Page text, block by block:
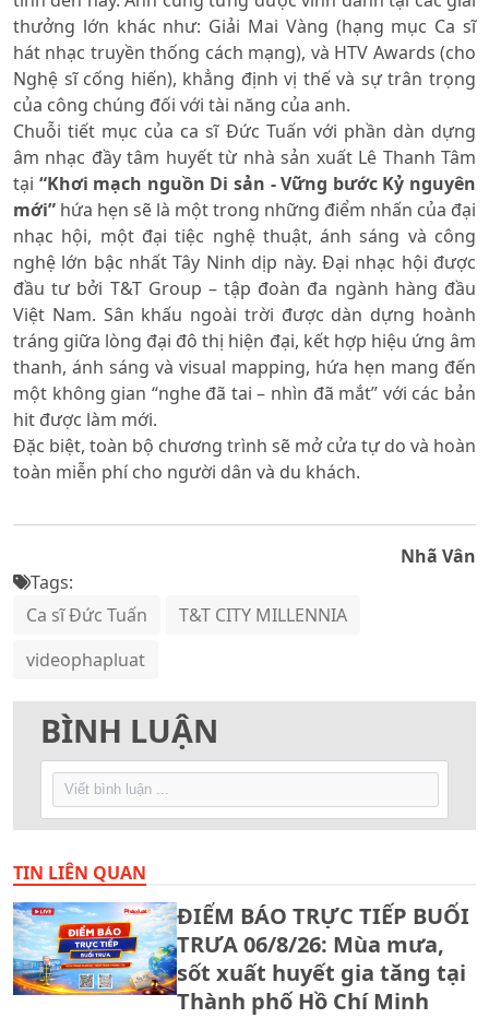
thưởng lớn khác như: Giải Mai Vàng (hạng mục Ca sĩ
hát nhạc truyền thống cách mạng), và HTV Awards (cho
Nghệ sĩ cống hiến), khẳng định vị thế và sự trân trọng
của công chúng đối với tài năng của anh.
Chuỗi tiết mục của ca sĩ Đức Tuấn với phần dàn dựng
âm nhạc đầy tâm huyết từ nhà sản xuất Lê Thanh Tâm
tại “Khơi mạch nguồn Di sản - Vững bước Kỷ nguyên
mới” hứa hẹn sẽ là một trong những điểm nhấn của đại
nhạc hội, một đại tiệc nghệ thuật, ánh sáng và công
nghệ lớn bậc nhất Tây Ninh dịp này. Đại nhạc hội được
đầu tư bởi T&T Group – tập đoàn đa ngành hàng đầu
Việt Nam. Sân khấu ngoài trời được dàn dựng hoành
tráng giữa lòng đại đô thị hiện đại, kết hợp hiệu ứng âm
thanh, ánh sáng và visual mapping, hứa hẹn mang đến
một không gian “nghe đã tai – nhìn đã mắt” với các bản
hit được làm mới.
Đặc biệt, toàn bộ chương trình sẽ mở cửa tự do và hoàn
toàn miễn phí cho người dân và du khách.
Nhã Vân
Tags:
Ca sĩ Đức Tuấn
T&T CITY MILLENNIA
videophapluat
BÌNH LUẬN
TIN LIÊN QUAN
ĐIỂM BÁO TRỰC TIẾP BUỔI
TRƯA 06/8/26: Mùa mưa,
sốt xuất huyết gia tăng tại
Thành phố Hồ Chí Minh